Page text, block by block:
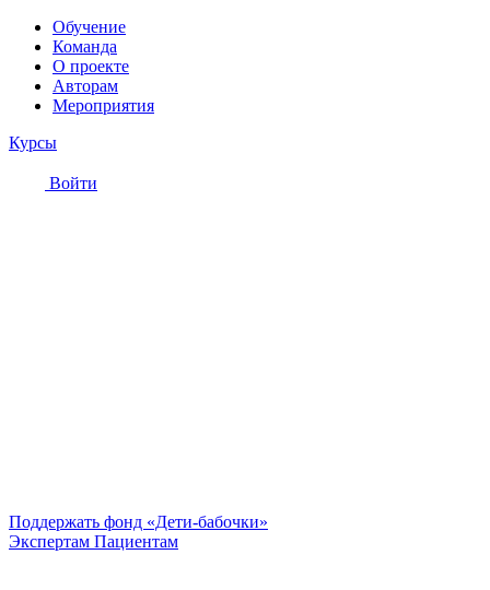
Обучение
Команда
О проекте
Авторам
Мероприятия
Курсы
Войти
Поддержать фонд «Дети-бабочки»
Экспертам Пациентам